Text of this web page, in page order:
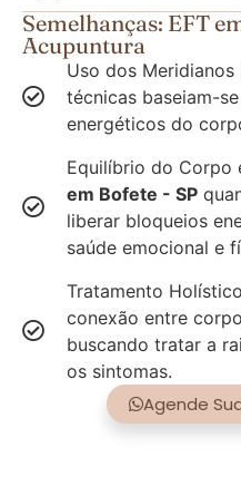
Semelhanças: EFT
Acupuntura
Uso dos
técnicas baseiam-
energéticos do
Equilíbrio do Corpo
em Bofete - SP
liberar bloqueios
saúde emocional e
Tratamento
conexão entre
buscando tratar a
os sintomas.
Agende